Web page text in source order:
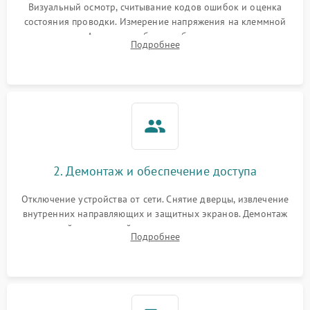
Визуальный осмотр, считывание кодов ошибок и оценка
состояния проводки. Измерение напряжения на клеммной
колодке. Анализ жалоб на проблемы с нагревом,
конвекцией, панелью управления или блокировкой дверцы.
Подробнее
2. Демонтаж и обеспечение доступа
Отключение устройства от сети. Снятие дверцы, извлечение
внутренних направляющих и защитных экранов. Демонтаж
задней или верхней панели для прямого доступа к
нагревательным элементам, плате и вентиляторам.
Подробнее